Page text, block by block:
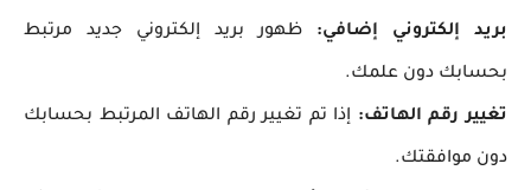
بريد إلكتروني إضافي: ظهور بريد إلكتروني جديد مرتبط
بحسابك دون علمك.
تغيير رقم الهاتف: إذا تم تغيير رقم الهاتف المرتبط بحسابك
دون موافقتك.